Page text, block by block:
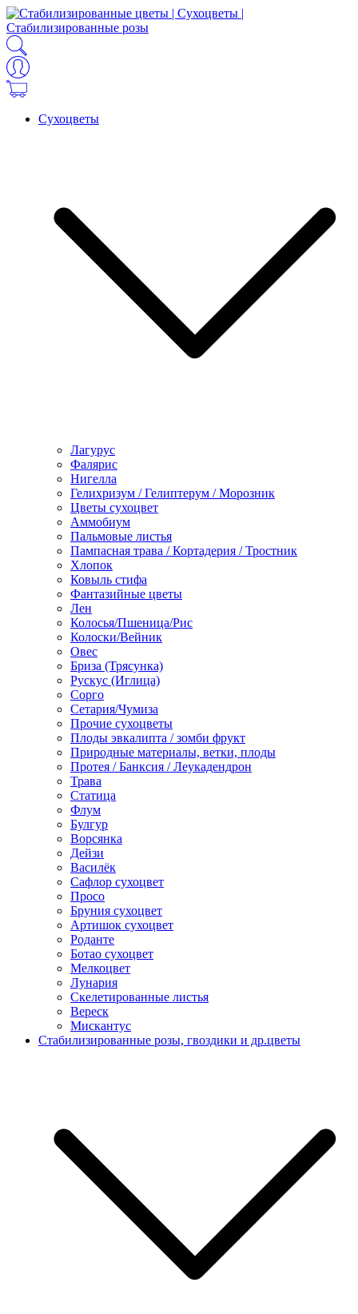
Сухоцветы
Лагурус
Фалярис
Нигелла
Гелихризум / Гелиптерум / Морозник
Цветы сухоцвет
Аммобиум
Пальмовые листья
Пампасная трава / Кортадерия / Тростник
Хлопок
Ковыль стифа
Фантазийные цветы
Лен
Колосья/Пшеница/Рис
Колоски/Вейник
Овес
Бриза (Трясунка)
Рускус (Иглица)
Сорго
Сетария/Чумиза
Прочие сухоцветы
Плоды эвкалипта / зомби фрукт
Природные материалы, ветки, плоды
Протея / Банксия / Леукадендрон
Трава
Статица
Флум
Булгур
Ворсянка
Дейзи
Василёк
Сафлор сухоцвет
Просо
Бруния сухоцвет
Артишок сухоцвет
Роданте
Ботао сухоцвет
Мелкоцвет
Лунария
Скелетированные листья
Вереск
Мискантус
Стабилизированные розы, гвоздики и др.цветы